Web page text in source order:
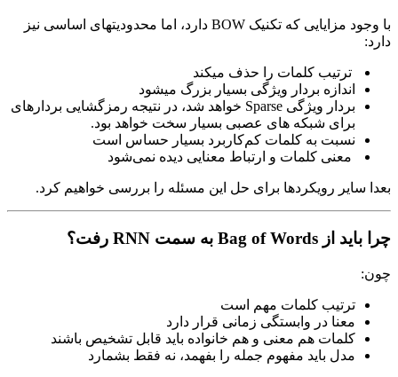
با وجود مزایایی که تکنیک BOW دارد، اما محدودیتهای اساسی نیز
دارد:
ترتیب کلمات را حذف میکند
اندازه بردار ویژگی بسیار بزرگ میشود
بردار ویژگی Sparse خواهد شد، در نتیجه رمزگشایی بردارهای
برای شبکه های عصبی بسیار سخت خواهد بود.
نسبت به کلمات کم‌کاربرد بسیار حساس است
معنی کلمات و ارتباط معنایی دیده نمی‌شود
بعدا سایر رویکردها برای حل این مسئله را بررسی خواهیم کرد.
چرا باید از به سمت رفت؟
چون:
ترتیب کلمات مهم است
معنا در وابستگی زمانی قرار دارد
کلمات هم‌ معنی و هم‌ خانواده باید قابل تشخیص باشند
مدل باید مفهوم جمله را بفهمد، نه فقط بشمارد